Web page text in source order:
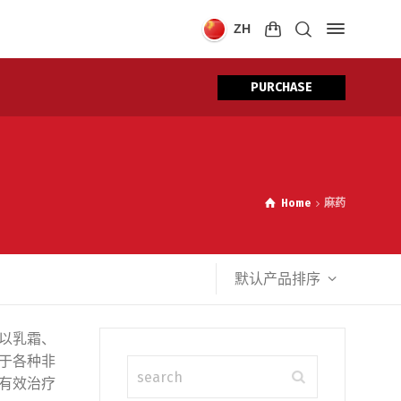
ZH
PURCHASE
Home 麻药
默认产品排序
乳霜、
各种非
效治疗